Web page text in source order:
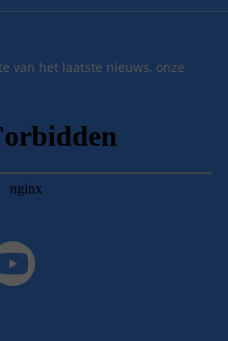
van het laatste nieuws, onze